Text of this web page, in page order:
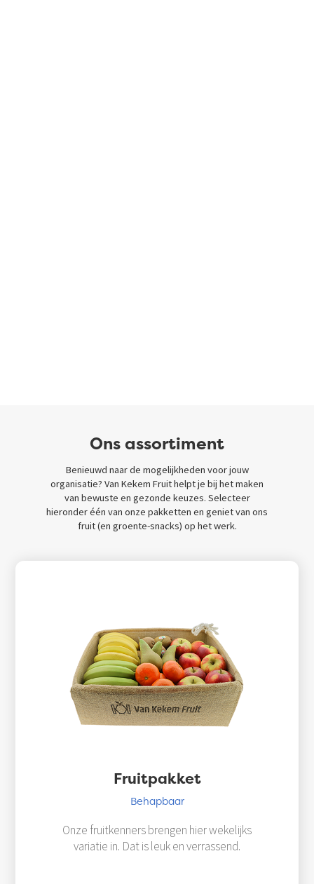
Ons assortiment
Benieuwd naar de mogelijkheden voor jouw
organisatie? Van Kekem Fruit helpt je bij het maken
van bewuste en gezonde keuzes. Selecteer
hieronder één van onze pakketten en geniet van ons
fruit (en groente-snacks) op het werk.
Fruitpakket
Behapbaar
Onze fruitkenners brengen hier wekelijks
variatie in. Dat is leuk en verrassend.